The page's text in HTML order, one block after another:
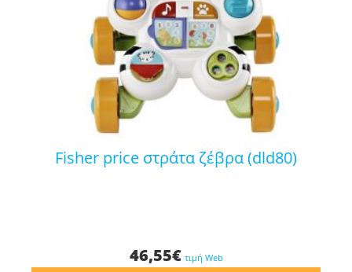
fisher price στράτα ζέβρα (dld80)
46,55€ τιμή Web